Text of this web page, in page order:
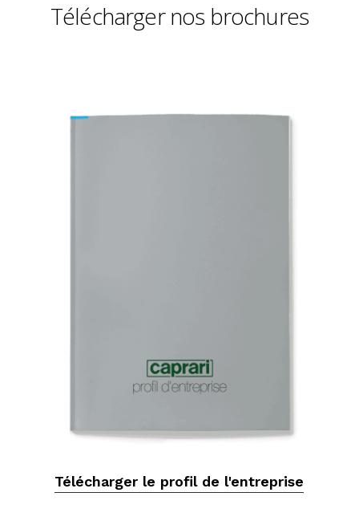
Télécharger nos brochures
Télécharger le profil de l'entreprise